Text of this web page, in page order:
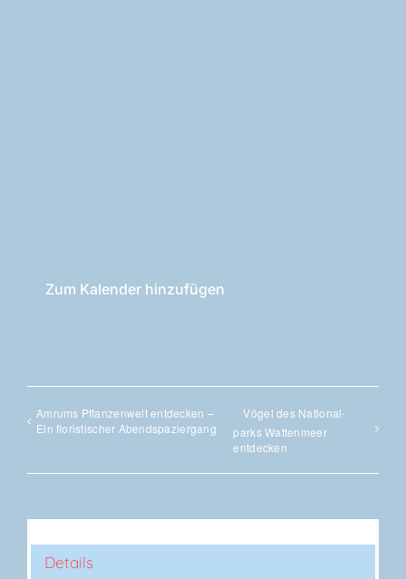
Zum Kalender hinzufügen
Amrums Pflan­zen­welt ent­de­cken –
Ein flo­ris­ti­scher Abendspaziergang
Vögel des Natio­nal­
parks Wat­ten­meer
entdecken
Details